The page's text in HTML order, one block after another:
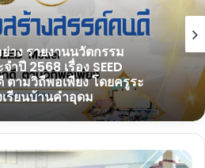
าง รายงานนวัตกรรม
มือการจัดการเรียนรู้
Toolkit ระดับการศึกษา